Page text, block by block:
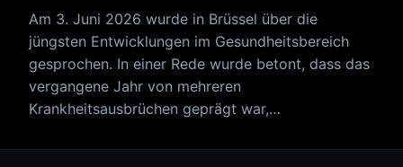
Am 3. Juni 2026 wurde in Brüssel über die
jüngsten Entwicklungen im Gesundheitsbereich
gesprochen. In einer Rede wurde betont, dass das
vergangene Jahr von mehreren
Krankheitsausbrüchen geprägt war,…